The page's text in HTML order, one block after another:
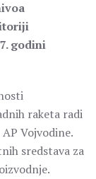
godini
raketa radi
Vojvodine.
sredstava za